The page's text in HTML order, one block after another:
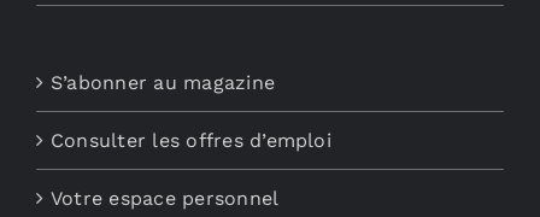
S’abonner au magazine
Consulter les offres d’emploi
Votre espace personnel